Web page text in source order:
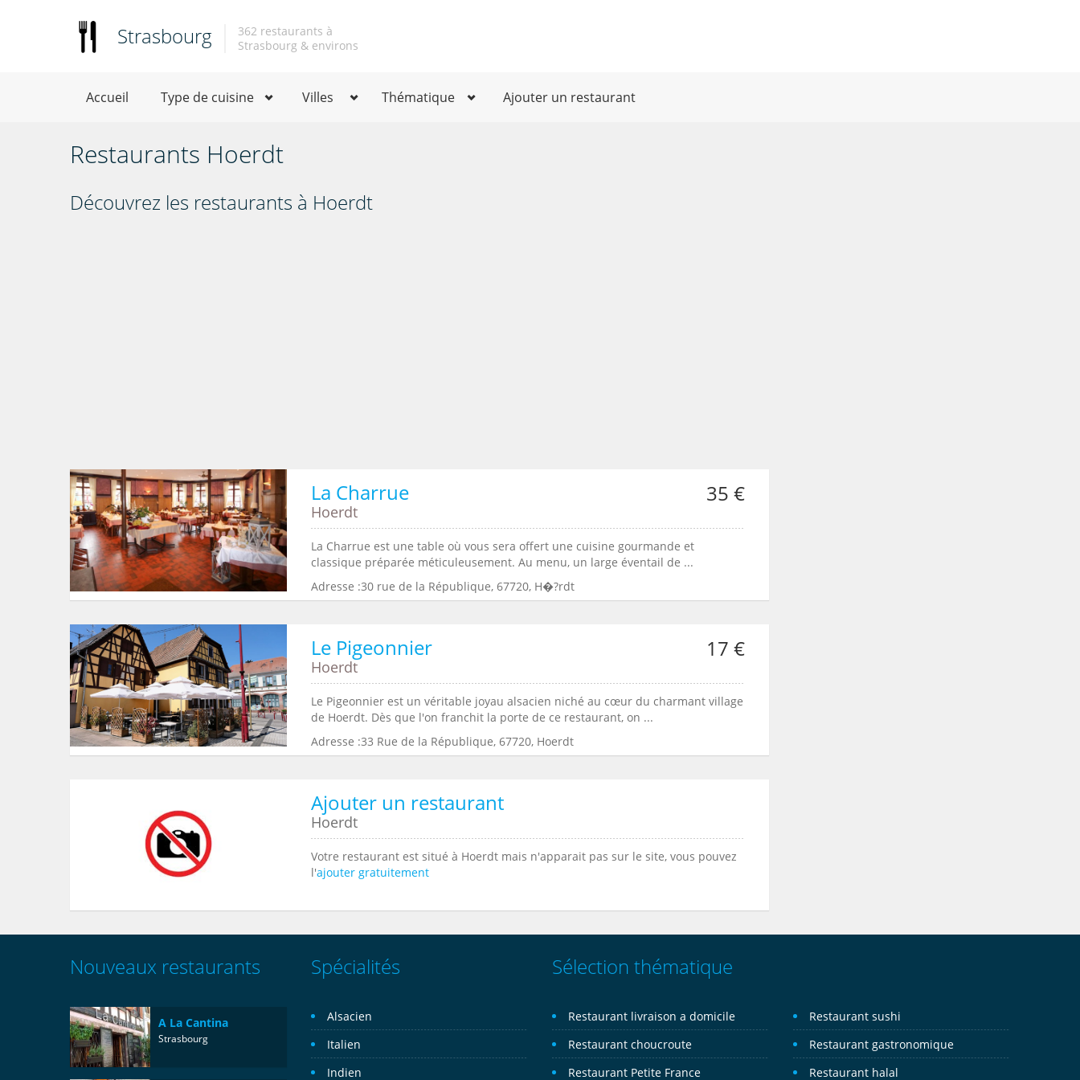
Strasbourg
362 restaurants à
Strasbourg & environs
Accueil Type de cuisine Villes Thématique Ajouter un restaurant
Restaurants Hoerdt
Découvrez les restaurants à Hoerdt
La Charrue 35 €
Hoerdt
La Charrue est une table où vous sera offert une cuisine gourmande et
classique préparée méticuleusement. Au menu, un large éventail de ...
Adresse :30 rue de la République, 67720, H�?rdt
Le Pigeonnier 17 €
Hoerdt
Le Pigeonnier est un véritable joyau alsacien niché au cœur du charmant village
de Hoerdt. Dès que l'on franchit la porte de ce restaurant, on ...
Adresse :33 Rue de la République, 67720, Hoerdt
Ajouter un restaurant
Hoerdt
Votre restaurant est situé à Hoerdt mais n'apparait pas sur le site, vous pouvez
l'ajouter gratuitement
Nouveaux restaurants
A La Cantina
Strasbourg
Spécialités
Alsacien
Italien
Indien
Sélection thématique
Restaurant livraison a domicile
Restaurant choucroute
Restaurant Petite France
Restaurant sushi
Restaurant gastronomique
Restaurant halal